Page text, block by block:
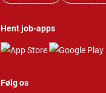
Hent job-apps
Følg os